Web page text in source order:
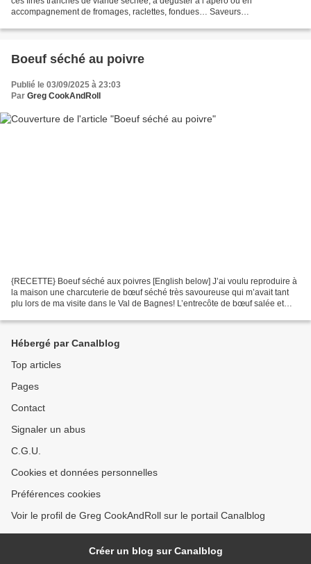
accompagnement de fromages, raclettes, fondues… Saveurs
Boeuf séché au poivre
Publié le 03/09/2025 à 23:03
Par Greg CookAndRoll
{RECETTE} Boeuf séché aux poivres [English below] J’ai voulu reproduire à
la maison une charcuterie de bœuf séché très savoureuse qui m’avait tant
plu lors de ma visite dans le Val de Bagnes! L’entrecôte de bœuf salée et
Hébergé par Canalblog
Top articles
Pages
Contact
Signaler un abus
C.G.U.
Cookies et données personnelles
Préférences cookies
Voir le profil de Greg CookAndRoll sur le portail Canalblog
Créer un blog sur Canalblog